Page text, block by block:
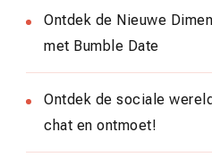
Ontdek de Nieuwe
met Bumble Date
Ontdek de sociale
chat en ontmoet!